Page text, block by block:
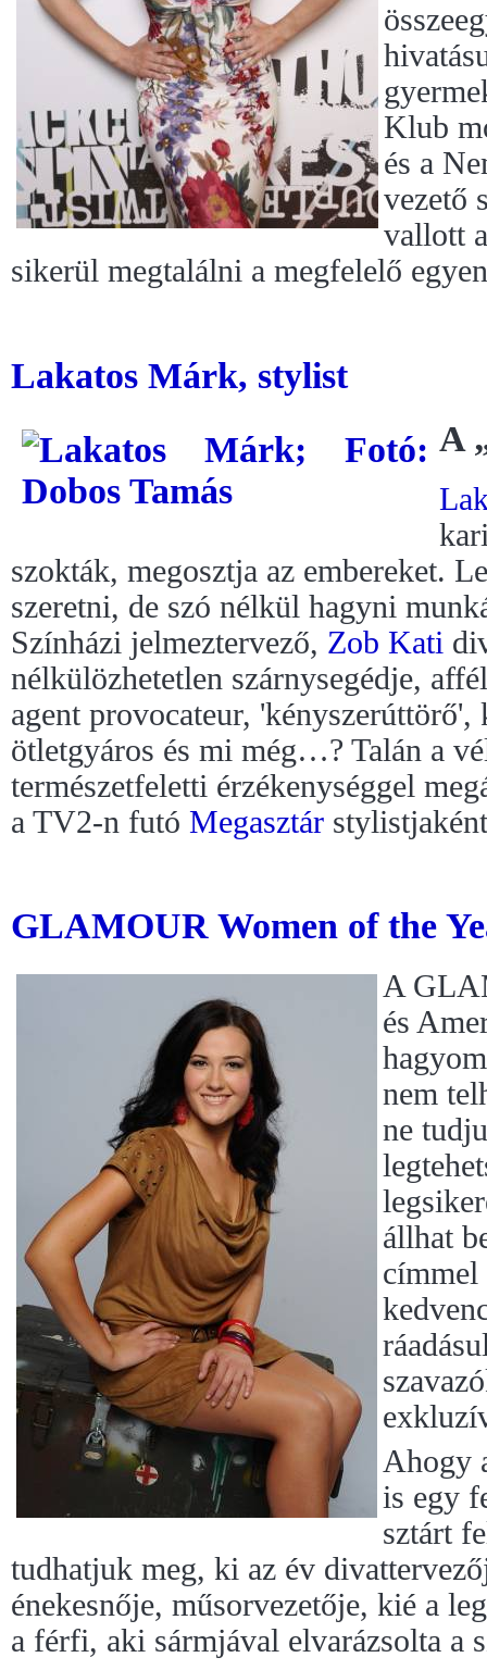
Klub
és a
vezető
vallott
sikerül megtalálni a megfelelő
Lakatos Márk, stylist
A
szokták, megosztja az embereket.
szeretni, de szó nélkül hagyni
Színházi jelmeztervező, Zob Kati
nélkülözhetetlen szárnysegédje,
agent provocateur,
ötletgyáros és mi még…? Talán a
természetfeletti érzékenységgel
a TV2-n futó Megasztár
GLAMOUR Women of the
A
és
nem
ne
állhat
címmel
Ahogy
is egy
sztárt
tudhatjuk meg, ki az év
énekesnője, műsorvezetője, kié a
a férfi, aki sármjával elvarázsolta a